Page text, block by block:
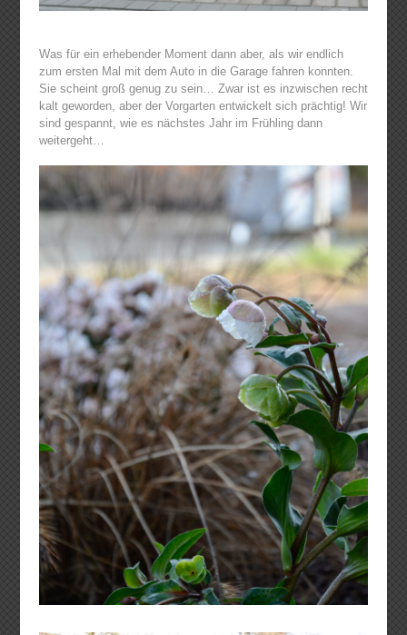
Was für ein erhebender Moment dann aber, als wir endlich
zum ersten Mal mit dem Auto in die Garage fahren konnten.
Sie scheint groß genug zu sein… Zwar ist es inzwischen recht
kalt geworden, aber der Vorgarten entwickelt sich prächtig! Wir
sind gespannt, wie es nächstes Jahr im Frühling dann
weitergeht…